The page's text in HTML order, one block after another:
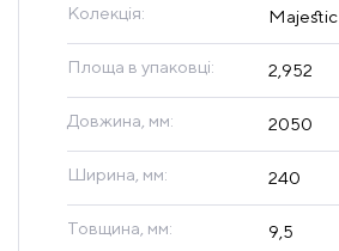
Колекція: Majestic
Площа в упаковці: 2,952
Довжина, мм: 2050
Ширина, мм: 240
Товщина, мм: 9,5